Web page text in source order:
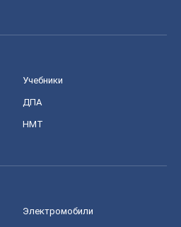
Учебники
ДПА
НМТ
Электромобили